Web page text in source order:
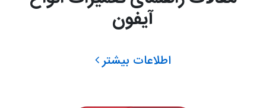
آیفون
اطلاعات بیشتر